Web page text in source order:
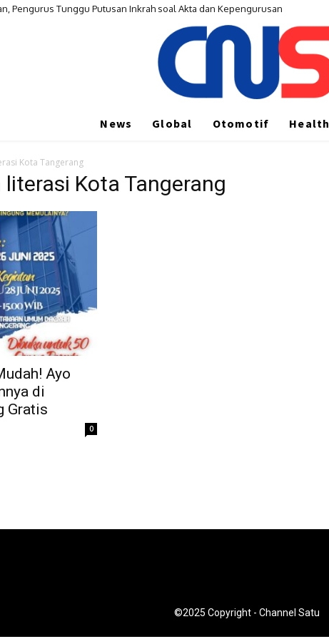
Pengurus Tunggu Putusan Inkrah soal Akta dan Kepengurusan
News Global Otomotif Health
Kota Tangerang
Kota Tangerang
Ayo
di
Gratis
0
©2025 Copyright - Channel Satu